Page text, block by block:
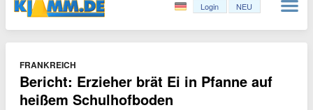
Login NEU
FRANKREICH
Bericht: Erzieher brät Ei in Pfanne auf
heißem Schulhofboden